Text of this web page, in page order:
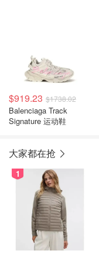
$919.23 $1738.02
Balenciaga Track
Signature 运动鞋
大家都在抢
1